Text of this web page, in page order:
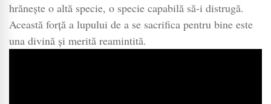
hrănește o altă specie, o specie capabilă să-i distrugă.
Această forță a lupului de a se sacrifica pentru bine este
una divină și merită reamintită.